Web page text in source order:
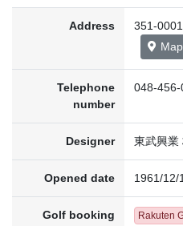
Address
351-
Map
Telephone
number
048-456-
Designer 東武興業
Opened date 1961/12/1
Golf booking Rakuten